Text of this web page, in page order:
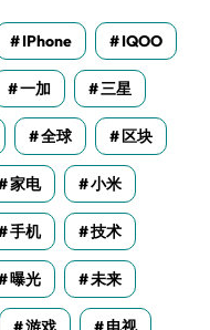
IPhone IQOO
一加 三星
全球 区块
家电 小米
手机 技术
曝光 未来